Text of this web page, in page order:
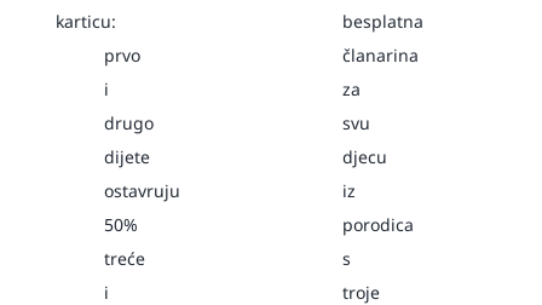
karticu:
prvo
i
drugo
dijete
ostavruju
50%
treće
i
besplatna
članarina
za
svu
djecu
iz
porodica
s
troje